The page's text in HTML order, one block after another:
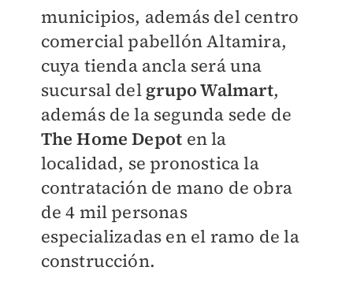
municipios, además del centro
comercial pabellón Altamira,
cuya tienda ancla será una
sucursal del grupo Walmart,
además de la segunda sede de
The Home Depot en la
localidad, se pronostica la
contratación de mano de obra
de 4 mil personas
especializadas en el ramo de la
construcción.